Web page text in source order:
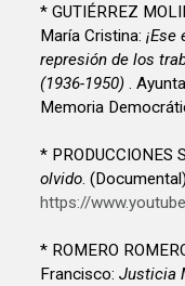
* GUTIÉRREZ
María Cristina:¡Ese es un
represión de los
(1936-1950).
Memoria
* PRODUCCIONES
olvido. (Documental)
https://
* ROMERO
Francisco:Justicia